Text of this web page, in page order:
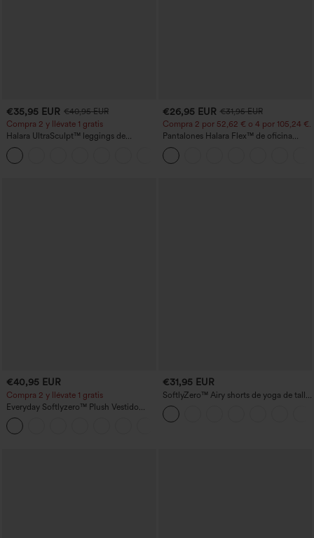
€35,95 EUR €40,95 EUR
Compra 2 y llévate 1 gratis
Halara UltraSculpt™ leggings de
entrenamiento moldeadores de talle alto
con fruncido trasero que realza los
glúteos, control de abdomen y bolsillos
€26,95 EUR €31,95 EUR
Compra 2 por 52,62 € o 4 por 105,24 €.
Pantalones Halara Flex™ de oficina
anchos plisados de tiro alto con bolsillos
en tela tipo gofre
€40,95 EUR
Compra 2 y llévate 1 gratis
Everyday Softlyzero™ Plush Vestido
deportivo sin espalda 2 en 1
acampanado -Wannabe -Easy Peezy
€31,95 EUR
SoftlyZero™ Airy shorts de yoga de talle
alto, fruncidos, InstantCool, 3'' con
bolsillos